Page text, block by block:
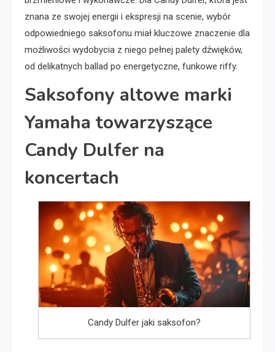
znana ze swojej energii i ekspresji na scenie, wybór
odpowiedniego saksofonu miał kluczowe znaczenie dla
możliwości wydobycia z niego pełnej palety dźwięków,
od delikatnych ballad po energetyczne, funkowe riffy.
Saksofony altowe marki
Yamaha towarzyszące
Candy Dulfer na
koncertach
Candy Dulfer jaki saksofon?